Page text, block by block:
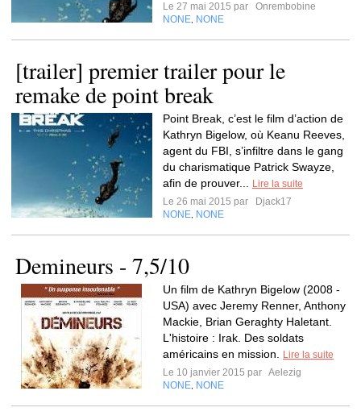
Le 27 mai 2015 par
Onrembobine
NONE NONE
[trailer] premier trailer pour le
remake de point break
Point Break, c’est le film d’action de
Kathryn Bigelow, où Keanu Reeves,
agent du FBI, s’infiltre dans le gang
du charismatique Patrick Swayze,
afin de prouver...
Lire la suite
Le 26 mai 2015 par
Djack17
NONE NONE
Demineurs - 7,5/10
Un film de Kathryn Bigelow (2008 -
USA) avec Jeremy Renner, Anthony
Mackie, Brian Geraghty Haletant.
L'histoire : Irak. Des soldats
américains en mission.
Lire la suite
Le 10 janvier 2015 par Aelezig
NONE NONE